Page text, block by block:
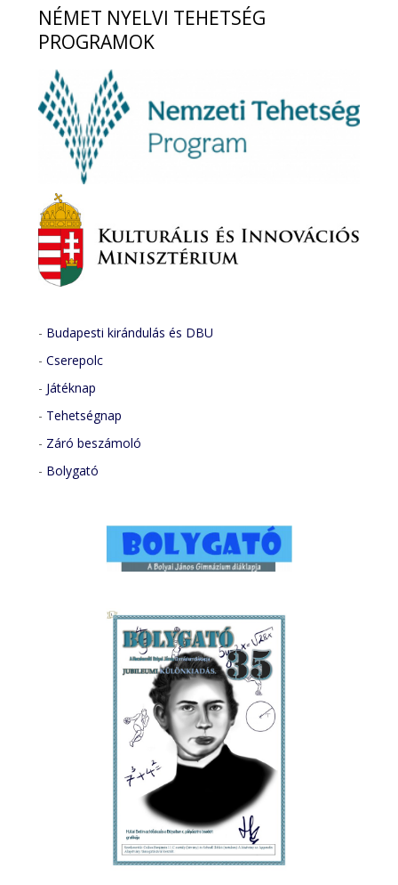
NÉMET NYELVI TEHETSÉG
PROGRAMOK
- Budapesti kirándulás és DBU
-Cserepolc
- Játéknap
- Tehetségnap
- Záró beszámoló
- Bolygató